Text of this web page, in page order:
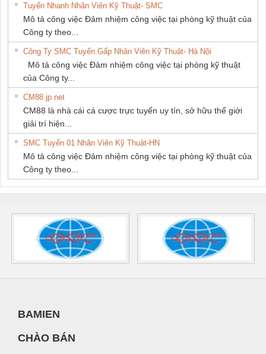
Tuyển Nhanh Nhân Viên Kỹ Thuật- SMC
Mô tả công việc Đảm nhiệm công việc tại phòng kỹ thuật của
Công ty theo...
Công Ty SMC Tuyển Gấp Nhân Viên Kỹ Thuật- Hà Nội
Mô tả công việc Đảm nhiệm công việc tại phòng kỹ thuật
của Công ty...
CM88 jp net
CM88 là nhà cái cá cược trực tuyến uy tín, sở hữu thế giới
giải trí hiện...
SMC Tuyển 01 Nhân Viên Kỹ Thuật-HN
Mô tả công việc Đảm nhiệm công việc tại phòng kỹ thuật của
Công ty theo...
BAMIEN
CHÀO BÁN